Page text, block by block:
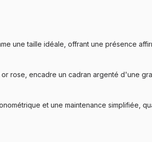
une taille idéale, offrant une présence
rose, encadre un cadran argenté d'une
et une maintenance simplifiée,